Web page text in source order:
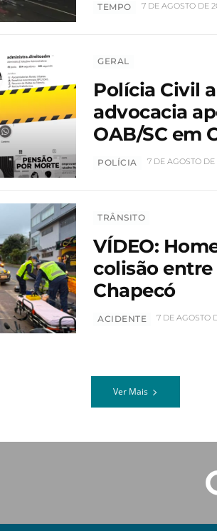
TEMPO 7 DE AGOSTO DE
GERAL
Polícia Civil
advocacia
OAB/SC em
POLÍCIA 7 DE AGOSTO
TRÂNSITO
VÍDEO:
colisão
Chapecó
ACIDENTE 7 DE AGOSTO
Ver Mais